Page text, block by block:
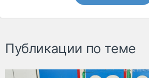
Публикации по теме